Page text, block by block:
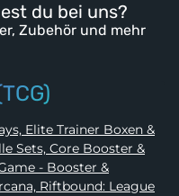
du bei uns?
Zubehör und mehr